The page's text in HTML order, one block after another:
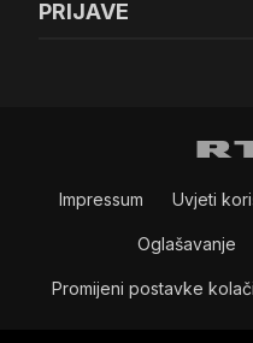
PRIJAVE
Impressum Uvjeti
Oglašavanje
Promijeni postavke